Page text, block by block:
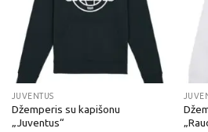
JUVENTUS
Džemperis su kapišonu
„Juventus“